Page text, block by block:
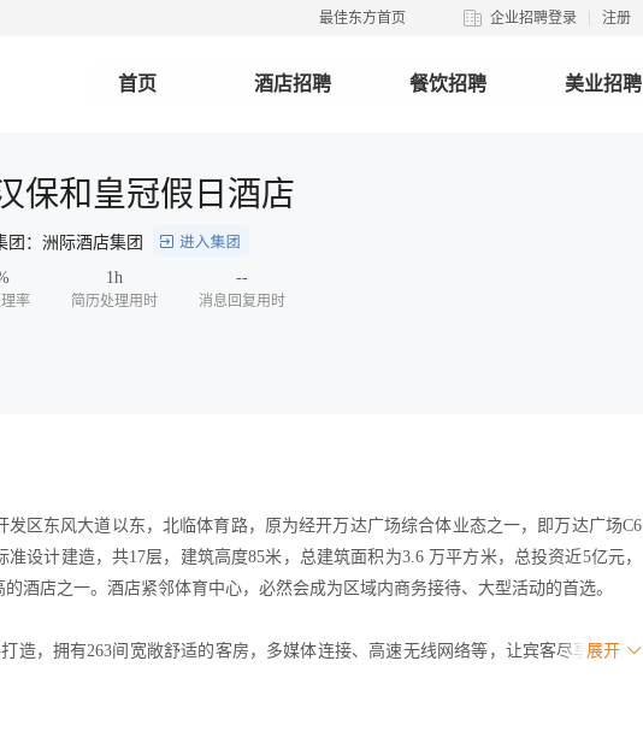
最佳东方首页 企业招聘登录 注册
首页 酒店招聘 餐饮招聘 美业招聘
保和皇冠假日酒店
团：洲际酒店集团
率
1h
简历处理用时
--
消息回复用时
区东风大道以东，北临体育路，原为经开万达广场综合体业态之一，即万达广场C6
设计建造，共17层，建筑高度85米，总建筑面积为3.6 万平方米，总投资近5亿元，
酒店之一。酒店紧邻体育中心，必然会成为区域内商务接待、大型活动的首选。
造，拥有263间宽敞舒适的客房，多媒体连接、高速无线网络等，让宾客尽享舒适与
拆分组合的多功能厅，先进的会议设施，一应俱全的硬件设备以及专业的会议策划团
展开